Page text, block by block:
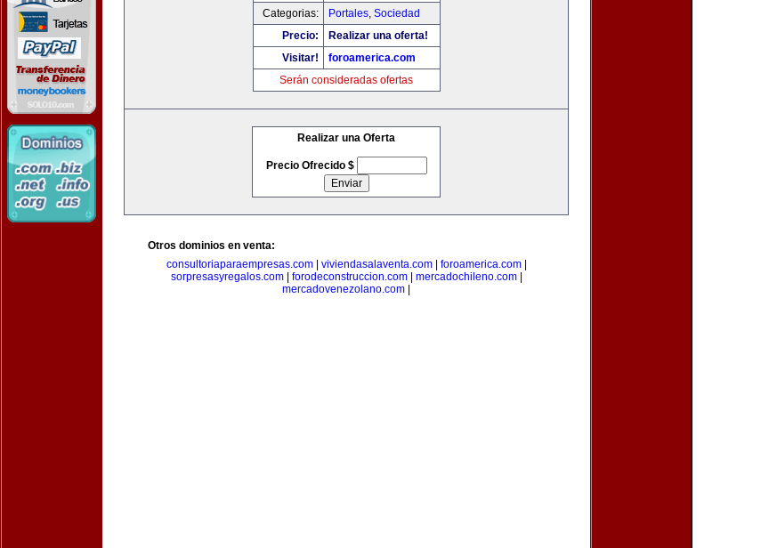
Categorias:
Portales, Sociedad
Precio:
Realizar una oferta!
Visitar!
foroamerica.com
Serán consideradas ofertas
Realizar una Oferta
Precio Ofrecido $
Otros dominios en venta:
consultoriaparaempresas.com| viviendasalaventa.com| foroamerica.com|
sorpresasyregalos.com| forodeconstruccion.com| mercadochileno.com|
mercadovenezolano.com